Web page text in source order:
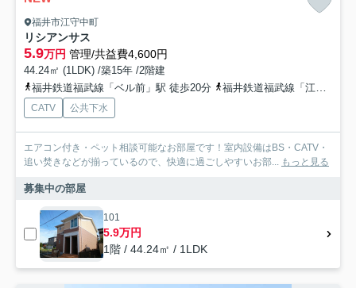
福井市江守中町
リシアンサス
5.9万円 管理/共益費4,600円
44.24㎡ (1LDK) /築15年 /2階建
福井鉄道福武線「ベル前」駅 徒歩20分
福井鉄道福武線「江端」駅 徒歩23分
CATV 公共下水
エアコン付き・ペット相談可能なお部屋です！室内設備はBS・CATV・
追い焚きなどが揃っているので、快適に過ごしやすいお部... もっと見る
募集中の部屋
101
5.9万円
1階 / 44.24㎡ / 1LDK